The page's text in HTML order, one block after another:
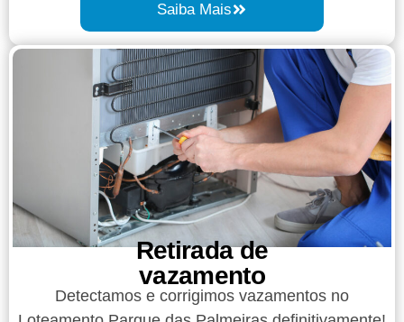
Saiba Mais
Retirada de
vazamento​​
Detectamos e corrigimos vazamentos no